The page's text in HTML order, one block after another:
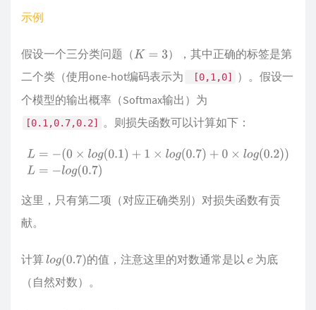
示例
假设一个三分类问题（K= 3
），其中正确的标签是第
二个类（使用one-hot编码表示为
[0,1,0]
）。假设一
个模型的输出概率（Softmax输出）为
[0.1,0.7,0.2] 。则损失函数可以计算如下：
L (0× lo g(0.1)+1× o (0.7) +0×log (0.2 ) L= −l og(0.7)
这里，只有第二项（对应正确类别）对损失函数有贡
献。
计算log(0.7) 的值，注意这里的对数通常是以e 为底
（自然对数）。